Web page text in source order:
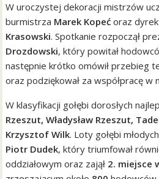
W uroczystej dekoracji mistrzów
burmistrza Marek Kopeć oraz
Krasowski. Spotkanie rozpoczął
Drozdowski, który powitał
następnie krótko omówił przebieg
oraz podziękował za współpracę w
W klasyfikacji gołębi dorosłych
Rzeszut, Władysław Rzeszut,
Krzysztof Wilk. Loty gołębi
Piotr Dudek, który triumfował
oddziałowym oraz zajął 2. miejsce